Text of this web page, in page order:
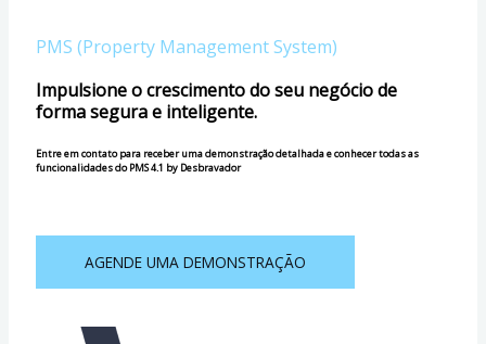
PMS (Property Management System)
Impulsione o crescimento do seu negócio de
forma segura e inteligente.
Entre em contato para receber uma demonstração detalhada e conhecer todas as
funcionalidades do PMS 4.1 by Desbravador
AGENDE UMA DEMONSTRAÇÃO